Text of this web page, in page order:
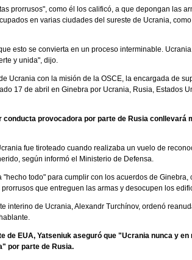
prorrusos", como él los calificó, a que depongan las
en varias ciudades del sureste de Ucrania, como
esto se convierta en un proceso interminable.
y unida", dijo.
Ucrania con la misión de la OSCE, la encargada de
17 de abril en Ginebra por Ucrania, Rusia, Estados
provocadora por parte de Rusia conllevará
fue tiroteado cuando realizaba un vuelo de
según informó el Ministerio de Defensa.
todo" para cumplir con los acuerdos de Ginebra,
que entreguen las armas y desocupen los
interino de Ucrania, Alexandr Turchínov, ordenó
de EUA, Yatseniuk aseguró que "Ucrania nunca y en
por parte de Rusia.